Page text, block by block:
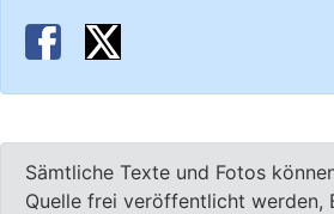
Sämtliche Texte und Fotos
Quelle frei veröffentlicht werden,